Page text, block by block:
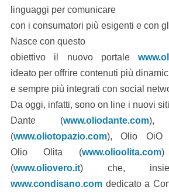
linguaggi per comunicare
con i consumatori più esigenti e con
Nasce con questo
obiettivo il nuovo portale
ideato per offrire contenuti più
e sempre più integrati con social
Da oggi, infatti, sono on line i nuovi
Dante (www.oliodante.com),
(www.oliotopazio.com), Olio OiO
Olio Olita (www.olioolita.com)
(www.oliovero.it) che,
www.condisano.comdedicato a